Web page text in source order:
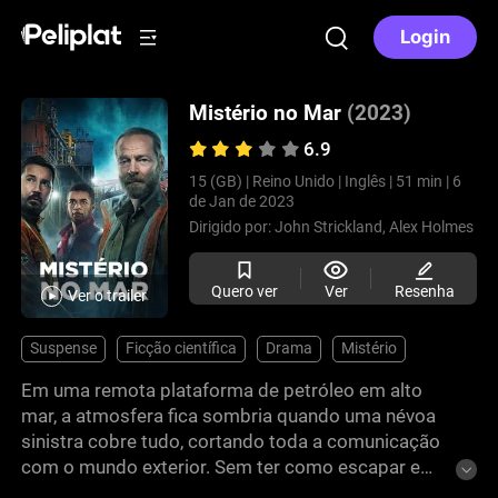
Login
Ver o trailer
Mistério no Mar (2023)
6.9
15 (GB) | Reino Unido | Inglês | 51 min | 6
de Jan de 2023
Dirigido por:John Strickland, Alex Holmes
Quero ver Ver Resenha
Suspense Ficção científica Drama Mistério
Em uma remota plataforma de petróleo em alto
mar, a atmosfera fica sombria quando uma névoa
sinistra cobre tudo, cortando toda a comunicação
com o mundo exterior. Sem ter como escapar e